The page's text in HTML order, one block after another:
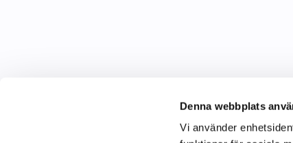
Denna webbplats
Vi använder